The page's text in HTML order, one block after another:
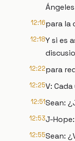
Ángeles
12:16para la
12:18Y si es
12:22para
12:25V:
12:51Sean:
12:53J-
12:55Sean: